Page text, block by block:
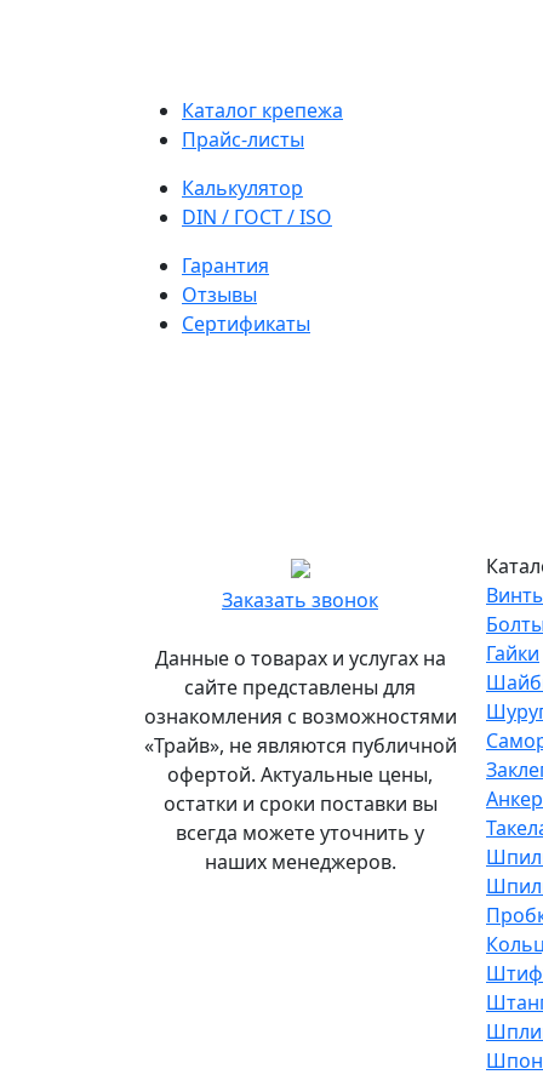
Каталог крепежа
Прайс-листы
Калькулятор
DIN / ГОСТ / ISO
Гарантия
Отзывы
Сертификаты
Заказать звонок
Данные о товарах и услугах на
сайте представлены для
ознакомления с возможностями
«Трайв», не являются публичной
офертой. Актуальные цены,
остатки и сроки поставки вы
всегда можете уточнить у
наших менеджеров.
Болты
Гайки
склад
«Трайв»
в
Санкт-
Петербурге
Подробнее...
Офис